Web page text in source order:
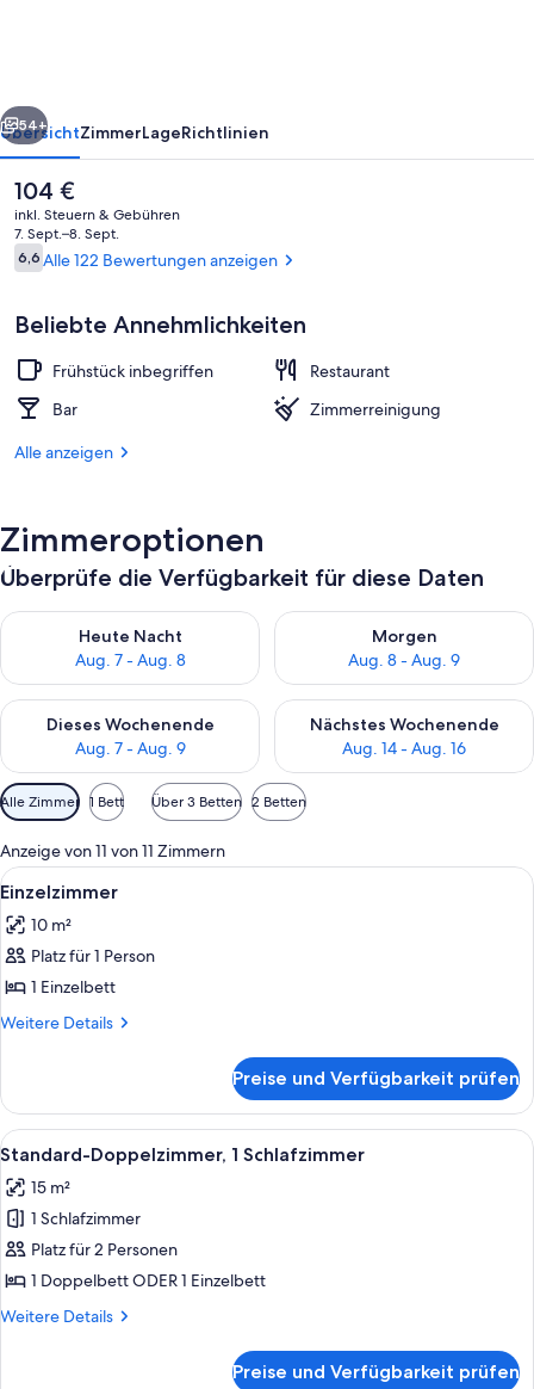
Food-Court
Weiter
54+
ÜbersichtZimmerLageRichtlinien
Der
aktuelle
Preis
beträgt
104 €.
104 €
inkl. Steuern & Gebühren
7. Sept.–8. Sept.
Bewertungen
6,66,6 von 10.
Alle 122 Bewertungen anzeigen
Beliebte Annehmlichkeiten
Frühstück inbegriffen
Restaurant
Bar
Zimmerreinigung
Alle anzeigen
Zimmeroptionen
Überprüfe die Verfügbarkeit für diese Daten
Heute Nacht
Aug. 7 - Aug. 8
Überprüfe die Verfügbarkeit für heute Nacht, Aug. 7 - Aug. 8.
Morgen
Aug. 8 - Aug. 9
Überprüfe die Verfügbarkeit
Dieses Wochenende
Aug. 7 - Aug. 9
Überprüfe die Verfügbarkeit für dieses Wochenende, Aug. 7
Nächstes Wochenende
Aug. 14 - Aug. 16
Überprüfe die Verfügbarkeit
Verfügbare
Filter
für
Zimmer
Alle Zimmer 1 Bett Über 3 Betten 2 Betten
Anzeige von 11 von 11 Zimmern
Alle
Fotos
für
Einzelzimmer
anzeigen
Einzelzimmer | Zimmersafe,
4
Einzelzimmer
10 m²
Platz für 1 Person
1 Einzelbett
Weitere Details
Weitere
Preise und Verfügbarkeit prüfen
Alle
Fotos
für
Standard-
Doppelzimmer,
1
Schlafzimmer
Ein Schlafzimmer mit Bett,
5
Standard-Doppelzimmer, 1 Schlafzimmer
15 m²
1 Schlafzimmer
Platz für 2 Personen
1 Doppelbett ODER 1 Einzelbett
Weitere Details
Weitere
Preise und Verfügbarkeit prüfen